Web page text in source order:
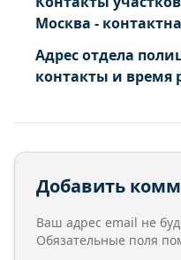
Москва -
Адрес отдела
контакты и время
Добавить
Ваш адрес email не
Обязательные поля